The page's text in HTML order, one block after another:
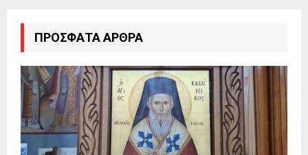
ΠΡΌΣΦΑΤΑ ΆΡΘΡΑ